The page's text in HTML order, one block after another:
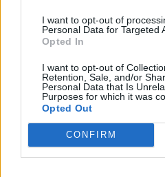
I want to opt-out of
Personal Data for Targeted
Opted In
I want to opt-out of
Retention, Sale, and/or
Personal Data that Is
Purposes for which it was
Opted Out
CONFIRM
A keresett cikk a
tartozik, melynek olvasása
regisztrációhoz kötött.
Az előfizetés a következőket
Portfolio.hu teljes
Kötéslisták: BÉT elmúlt